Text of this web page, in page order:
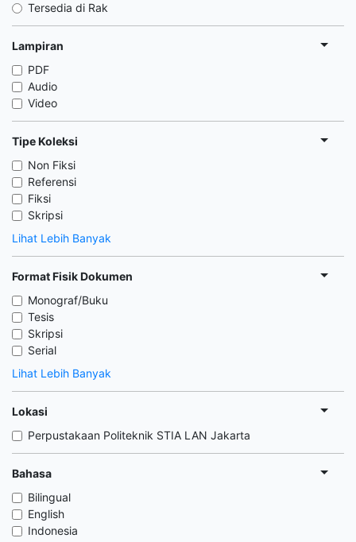
Tersedia di Rak
Lampiran
PDF
Audio
Video
Tipe Koleksi
Non Fiksi
Referensi
Fiksi
Skripsi
Lihat Lebih Banyak
Format Fisik Dokumen
Monograf/Buku
Tesis
Skripsi
Serial
Lihat Lebih Banyak
Lokasi
Perpustakaan Politeknik STIA LAN Jakarta
Bahasa
Bilingual
English
Indonesia